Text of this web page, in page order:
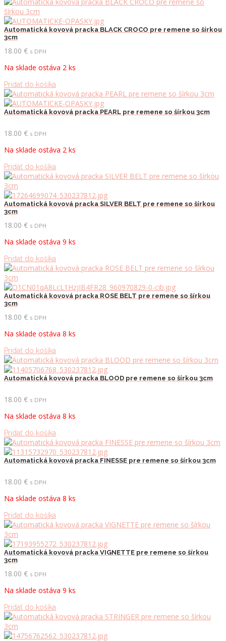
Automatická kovová pracka BLACK CROCO pre remene so šírkou
3cm
18.00 € s DPH
Na sklade ostáva 2 ks
Pridať do košíka
Automatická kovová pracka PEARL pre remene so šírkou 3cm
18.00 € s DPH
Na sklade ostáva 2 ks
Pridať do košíka
Automatická kovová pracka SILVER BELT pre remene so šírkou
3cm
18.00 € s DPH
Na sklade ostáva 9 ks
Pridať do košíka
Automatická kovová pracka ROSE BELT pre remene so šírkou
3cm
18.00 € s DPH
Na sklade ostáva 8 ks
Pridať do košíka
Automatická kovová pracka BLOOD pre remene so šírkou 3cm
18.00 € s DPH
Na sklade ostáva 8 ks
Pridať do košíka
Automatická kovová pracka FINESSE pre remene so šírkou 3cm
18.00 € s DPH
Na sklade ostáva 8 ks
Pridať do košíka
Automatická kovová pracka VIGNETTE pre remene so šírkou
3cm
18.00 € s DPH
Na sklade ostáva 9 ks
Pridať do košíka